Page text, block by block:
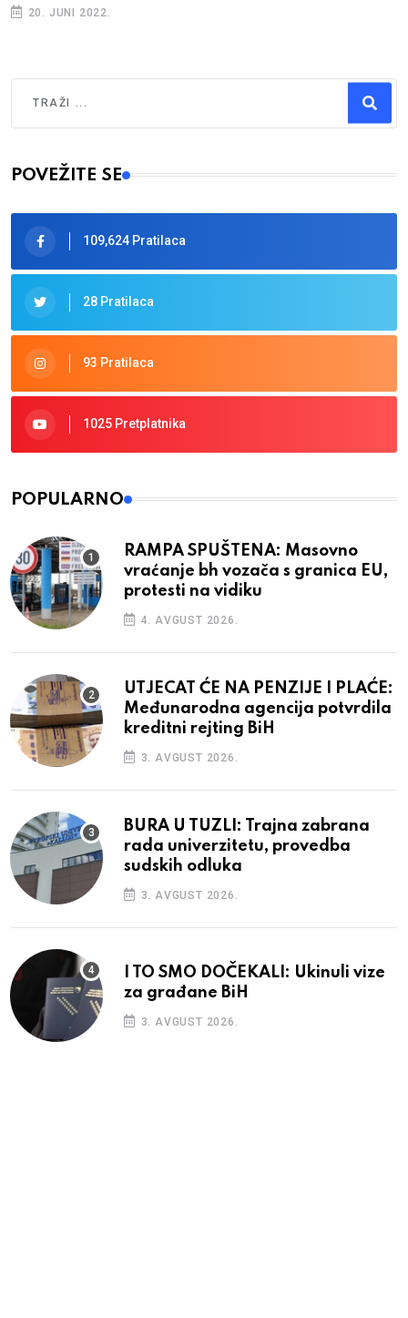
20. JUNI 2022.
Type 2 or more characters for results.
POVEŽITE SE
109,624 Pratilaca
28 Pratilaca
93 Pratilaca
1025 Pretplatnika
POPULARNO
RAMPA SPUŠTENA: Masovno
vraćanje bh vozača s granica EU,
protesti na vidiku
4. AVGUST 2026.
UTJECAT ĆE NA PENZIJE I PLAĆE:
Međunarodna agencija potvrdila
kreditni rejting BiH
3. AVGUST 2026.
BURA U TUZLI: Trajna zabrana
rada univerzitetu, provedba
sudskih odluka
3. AVGUST 2026.
I TO SMO DOČEKALI: Ukinuli vize
za građane BiH
3. AVGUST 2026.